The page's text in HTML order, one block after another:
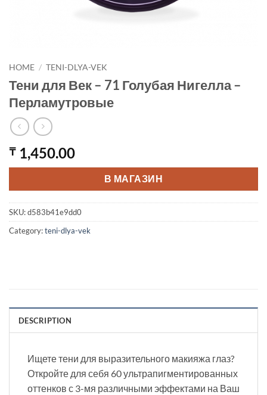
HOME / TENI-DLYA-VEK
Тени для Век – 71 Голубая Нигелла –
Перламутровые
₸ 1,450.00
В МАГАЗИН
SKU:d583b41e9dd0
Category:teni-dlya-vek
DESCRIPTION
Ищете тени для выразительного макияжа глаз?
Откройте для себя 60 ультрапигментированных
оттенков с 3-мя различными эффектами на Ваш